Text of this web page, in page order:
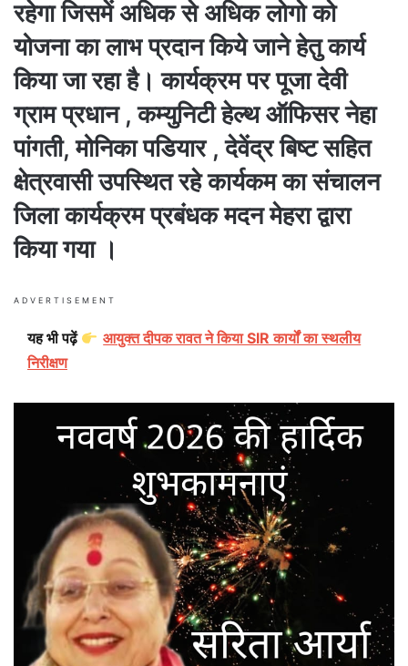
रहेगा जिसमें अधिक से अधिक लोगो को
योजना का लाभ प्रदान किये जाने हेतु कार्य
किया जा रहा है। कार्यक्रम पर पूजा देवी
ग्राम प्रधान , कम्युनिटी हेल्थ ऑफिसर नेहा
पांगती, मोनिका पडियार , देवेंद्र बिष्ट सहित
क्षेत्रवासी उपस्थित रहे कार्यकम का संचालन
जिला कार्यक्रम प्रबंधक मदन मेहरा द्वारा
किया गया ।
ADVERTISEMENT
यह भी पढ़ें
आयुक्त दीपक रावत ने किया SIR कार्यों का स्थलीय
निरीक्षण